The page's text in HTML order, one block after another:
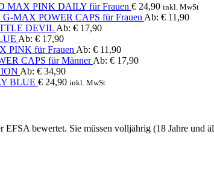
MAX PINK DAILY für Frauen € 24,90 inkl. MwSt
G-MAX POWER CAPS für Frauen Ab: € 11,90
DEVIL Ab: € 17,90
Ab: € 17,90
PINK für Frauen Ab: € 11,90
CAPS für Männer Ab: € 17,90
Ab: € 34,90
BLUE € 24,90 inkl. MwSt
bewertet. Sie müssen volljährig (18 Jahre und